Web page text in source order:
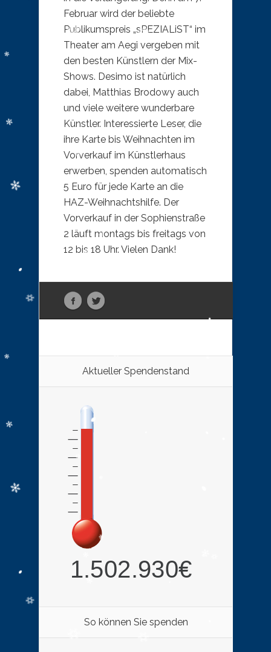
Februar wird der beliebte
Publikumspreis „sPEZIALiST“ im
Theater am Aegi vergeben mit
den besten Künstlern der Mix-
Shows. Desimo ist natürlich
dabei, Matthias Brodowy auch
und viele weitere wunderbare
Künstler. Interessierte Leser, die
ihre Karte bis Weihnachten im
Vorverkauf im Künstlerhaus
erwerben, spenden automatisch
5 Euro für jede Karte an die
HAZ-Weihnachtshilfe. Der
Vorverkauf in der Sophienstraße
2 läuft montags bis freitags von
12 bis 18 Uhr. Vielen Dank!
Aktueller Spendenstand
So können Sie spenden